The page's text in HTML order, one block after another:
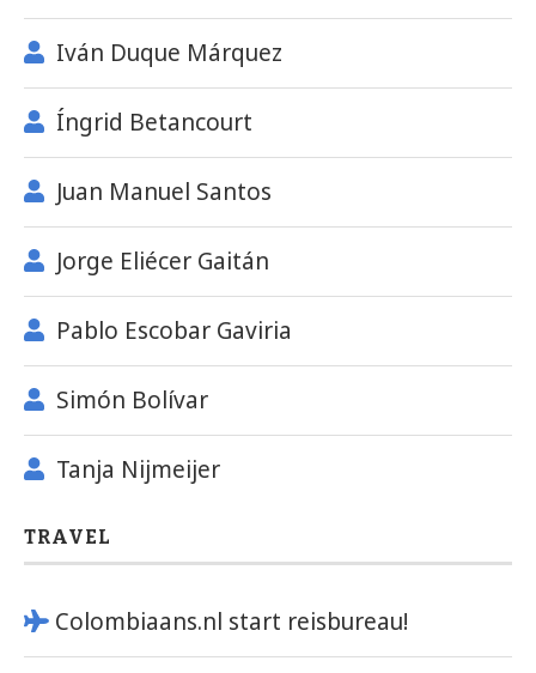
Iván Duque Márquez
Íngrid Betancourt
Juan Manuel Santos
Jorge Eliécer Gaitán
Pablo Escobar Gaviria
Simón Bolívar
Tanja Nijmeijer
TRAVEL
Colombiaans.nl start reisbureau!